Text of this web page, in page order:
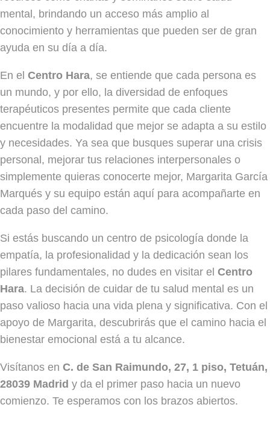
mental, brindando un acceso más amplio al
conocimiento y herramientas que pueden ser de gran
ayuda en su día a día.
En el Centro Hara, se entiende que cada persona es
un mundo, y por ello, la diversidad de enfoques
terapéuticos presentes permite que cada cliente
encuentre la modalidad que mejor se adapta a su estilo
y necesidades. Ya sea que busques superar una crisis
personal, mejorar tus relaciones interpersonales o
simplemente quieras conocerte mejor, Margarita García
Marqués y su equipo están aquí para acompañarte en
cada paso del camino.
Si estás buscando un centro de psicología donde la
empatía, la profesionalidad y la dedicación sean los
pilares fundamentales, no dudes en visitar el Centro
Hara. La decisión de cuidar de tu salud mental es un
paso valioso hacia una vida plena y significativa. Con el
apoyo de Margarita, descubrirás que el camino hacia el
bienestar emocional está a tu alcance.
Visítanos en C. de San Raimundo, 27, 1 piso, Tetuán,
28039 Madrid y da el primer paso hacia un nuevo
comienzo. Te esperamos con los brazos abiertos.